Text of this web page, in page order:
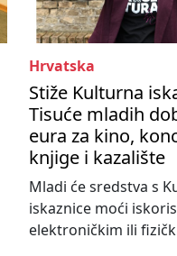
Hrvatska
Stiže Kulturna
Tisuće mladih
eura za kino,
knjige i kazalište
Mladi će sredstva s
iskaznice moći
elektroničkim ili